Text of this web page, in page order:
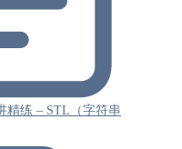
精练 – STL（字符串